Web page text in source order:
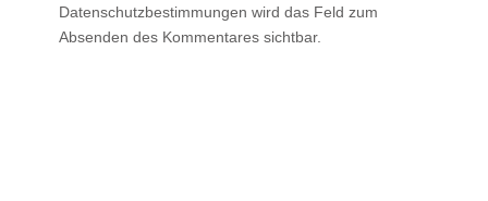
Datenschutzbestimmungen wird das Feld zum
Absenden des Kommentares sichtbar.